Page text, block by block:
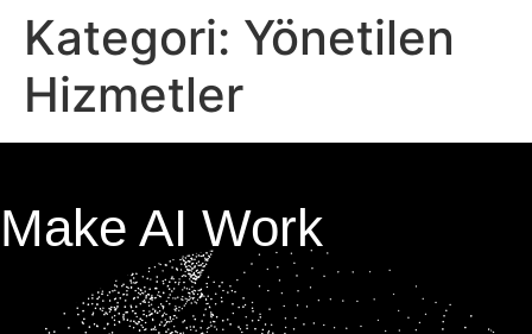
Kategori: Yönetilen
Hizmetler
Make AI Work